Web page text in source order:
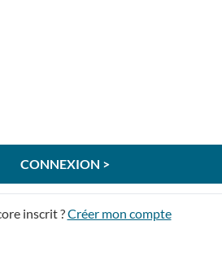
CONNEXION >
inscrit ?Créer mon compte